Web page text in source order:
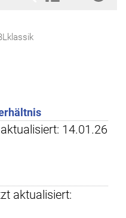
14.01.26
aktualisiert: